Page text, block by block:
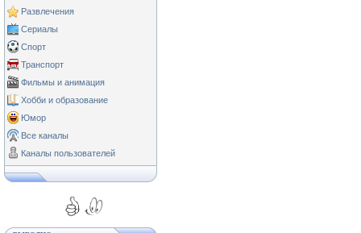
Развлечения
Сериалы
Спорт
Транспорт
Фильмы и анимация
Хобби и образование
Юмор
Все каналы
Каналы пользователей